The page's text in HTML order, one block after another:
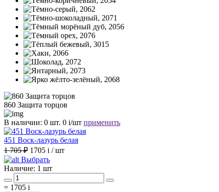
860 Защита торцов
В наличии: 0 шт. 0 i/шт применить
451 Воск-лазурь белая
1 705 ₽ 1705 i / шт
Выбрать
Наличие: 1 шт
= 1705 i